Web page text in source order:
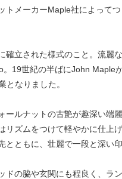
メーカーMaple社によって
立された様式のこと。流麗
19世紀の半ばにJohn Maple
なりました。
ルナットの古艶が趣深い端
ズムをつけて軽やかに仕上
ともに、壮麗で一段と深い印
の脇や玄関にも程良く、ラ